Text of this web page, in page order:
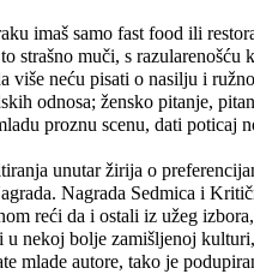
imaš samo fast food ili
strašno muči, s
neću pisati o nasilju i
odnosa; žensko pitanje,
proznu scenu, dati
unutar žirija o
Nagrada Sedmica i
reći da i ostali iz užeg
bolje zamišljenoj
mlade autore, tako je